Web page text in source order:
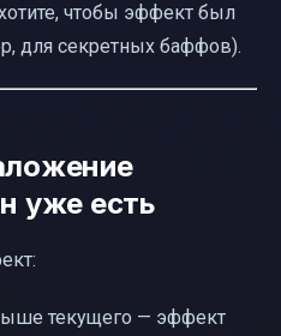
чтобы эффект был
для секретных баффов).
уже есть
текущего — эффект